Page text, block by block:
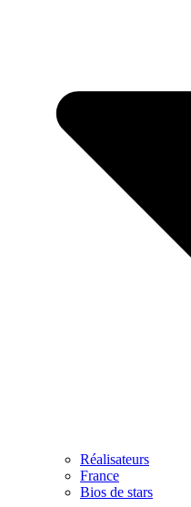
Réalisateurs
France
Bios de stars